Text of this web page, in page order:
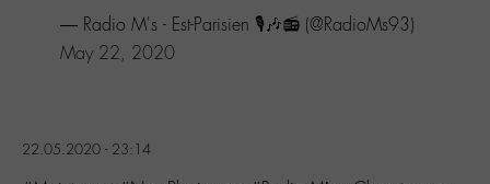
recherche
— Radio M's - Est-Parisien 🎙️🎶📻 (@RadioMs93)
May 22, 2020
22.05.2020 - 23:14